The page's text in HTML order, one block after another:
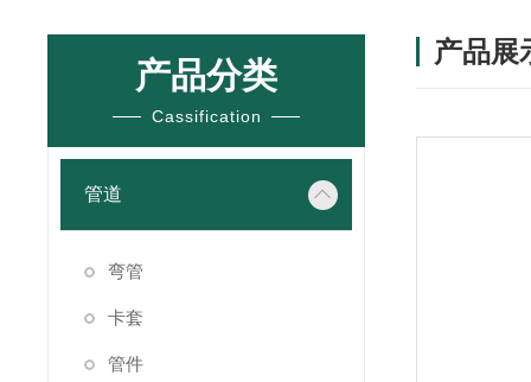
产品分类
Cassification
管道
弯管
卡套
管件
产品展